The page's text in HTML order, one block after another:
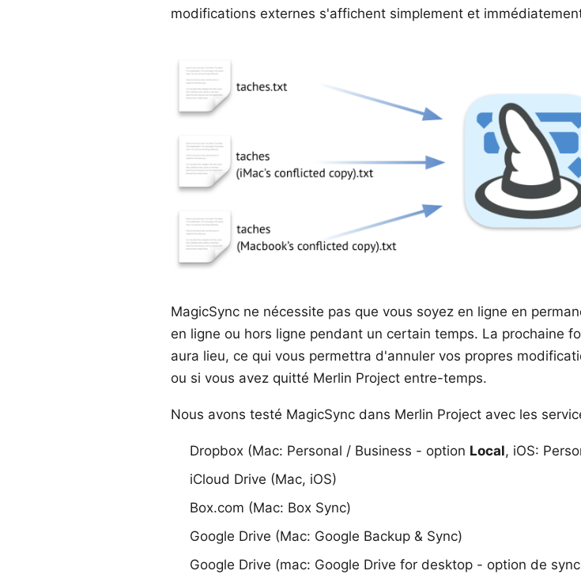
modifications externes s'affichent simplement et
MagicSync ne nécessite pas que vous soyez en ligne en
en ligne ou hors ligne pendant un certain temps. La prochaine
aura lieu, ce qui vous permettra d'annuler vos propres
ou si vous avez quitté Merlin Project entre-temps.
Nous avons testé MagicSync dans Merlin Project avec les
Dropbox (Mac: Personal / Business - option Local, iOS:
iCloud Drive (Mac, iOS)
Box.com (Mac: Box Sync)
Google Drive (Mac: Google Backup & Sync)
Google Drive (mac: Google Drive for desktop - option de